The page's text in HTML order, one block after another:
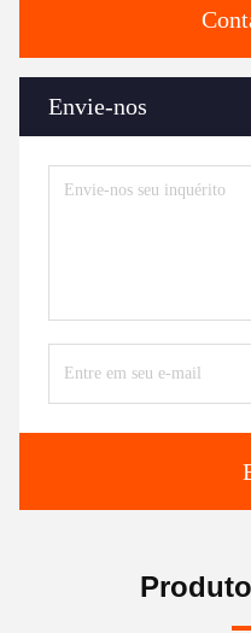
Envie-nos